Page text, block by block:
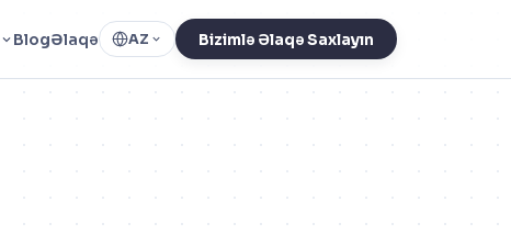
BlogƏlaqə AZ Bizimlə Əlaqə Saxlayın